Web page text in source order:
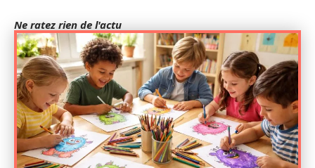
Ne ratez rien de l'actu